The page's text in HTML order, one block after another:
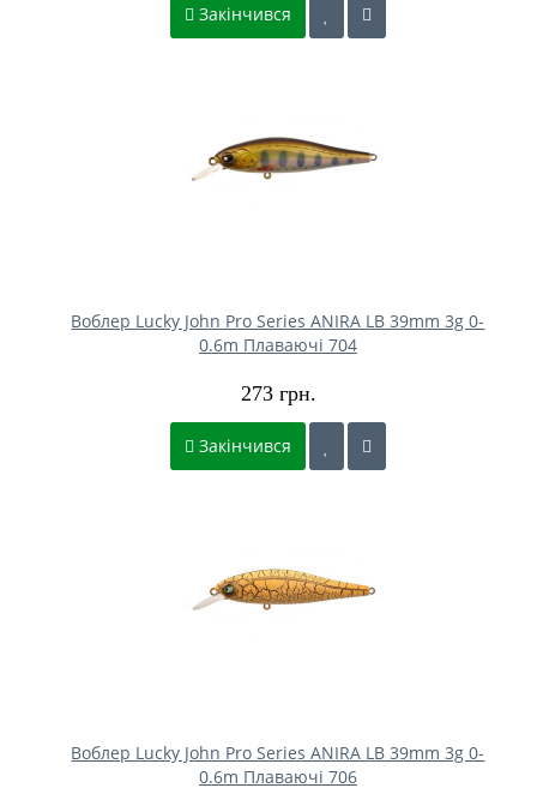
Закінчився
Воблер Lucky John Pro Series ANIRA LB 39mm 3g 0-
0.6m Плаваючі 704
273 грн.
Закінчився
Воблер Lucky John Pro Series ANIRA LB 39mm 3g 0-
0.6m Плаваючі 706